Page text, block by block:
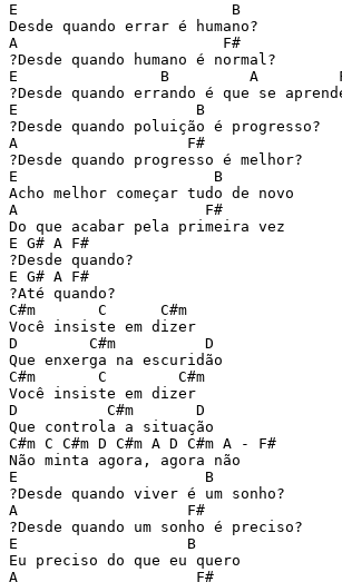
E                        B
Desde quando errar é humano?
A                       F#
?Desde quando humano é normal?
E                B         A
?Desde quando errando é que se
E                    B
?Desde quando poluição é progresso?
A                   F#
?Desde quando progresso é melhor?
E                      B
Acho melhor começar tudo de novo
A                     F#
Do que acabar pela primeira vez
E G# A F#
?Desde quando?
E G# A F#
?Até quando?
C#m       C      C#m
Você insiste em dizer
D        C#m          D
Que enxerga na escuridão
C#m       C        C#m
Você insiste em dizer
D          C#m       D
Que controla a situação
C#m C C#m D C#m A D C#m A - F#
Não minta agora, agora não
E                     B
?Desde quando viver é um sonho?
A                   F#
?Desde quando um sonho é preciso?
E                   B
Eu preciso do que eu quero
A                    F#